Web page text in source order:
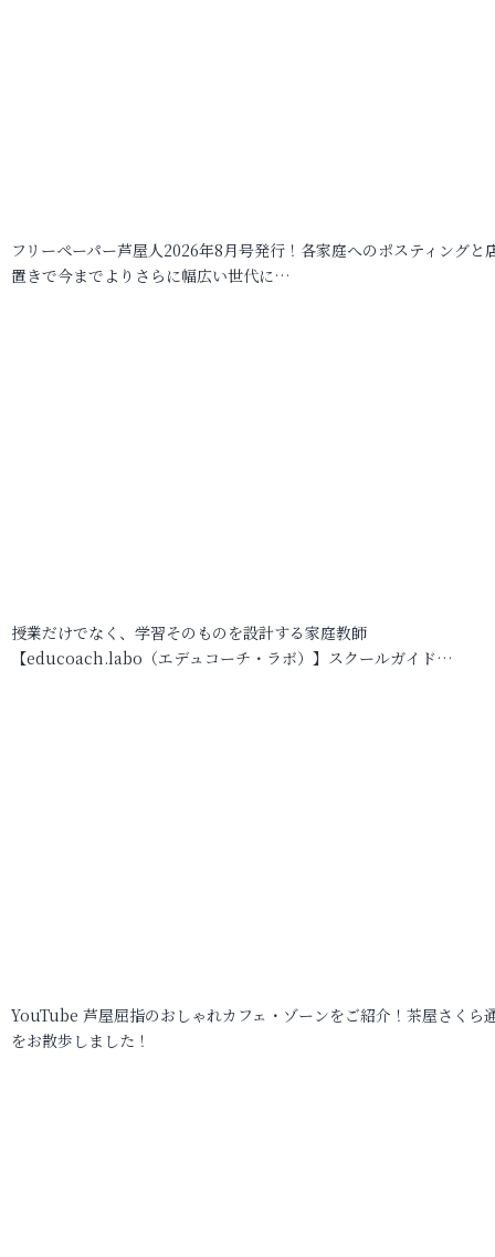
フリーペーパー芦屋人2026年8月号発行！各家庭へのポスティングと
置きで今までよりさらに幅広い世代に…
授業だけでなく、学習そのものを設計する家庭教師
【educoach.labo（エデュコーチ・ラボ）】スクールガイド…
YouTube 芦屋屈指のおしゃれカフェ・ゾーンをご紹介！茶屋さくら
をお散歩しました！